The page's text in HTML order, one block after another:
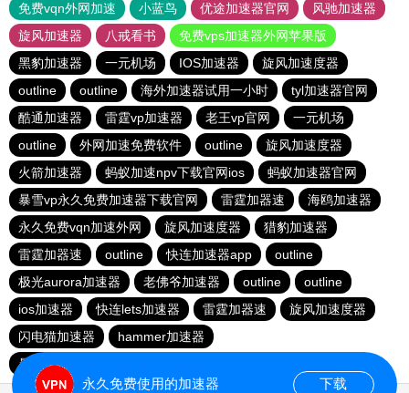
免费vqn外网加速
小蓝鸟 优途加速器官网
风驰加速器
旋风加速器
八戒看书
免费vps加速器外网苹果版
黑豹加速器
一元机场 IOS加速器
旋风加速度器
outline
outline 海外加速器试用一小时
tyl加速器官网
酷通加速器
雷霆vp加速器 老王vp官网
一元机场
outline
外网加速免费软件 outline
旋风加速度器
火箭加速器
蚂蚁加速npv下载官网ios
蚂蚁加速器官网
暴雪vp永久免费加速器下载官网
雷霆加器速
海鸥加速器
永久免费vqn加速外网
旋风加速度器
猎豹加速器
雷霆加器速
outline 快连加速器app
outline
极光aurora加速器
老佛爷加速器 outline
outline
ios加速器
快连lets加速器 雷霆加器速
旋风加速度器
闪电猫加速器
hammer加速器
暴雪vp永久免费加速器下载官网
永久免费使用的加速器 下载